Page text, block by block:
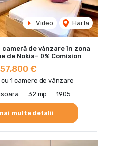
Video Harta
de vânzare în zona
de Nokia– 0% Comision
57,800 €
1 camere de vânzare
32 mp 1905
multe detalii